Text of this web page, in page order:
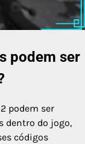
podem ser
podem ser
dentro do jogo,
códigos